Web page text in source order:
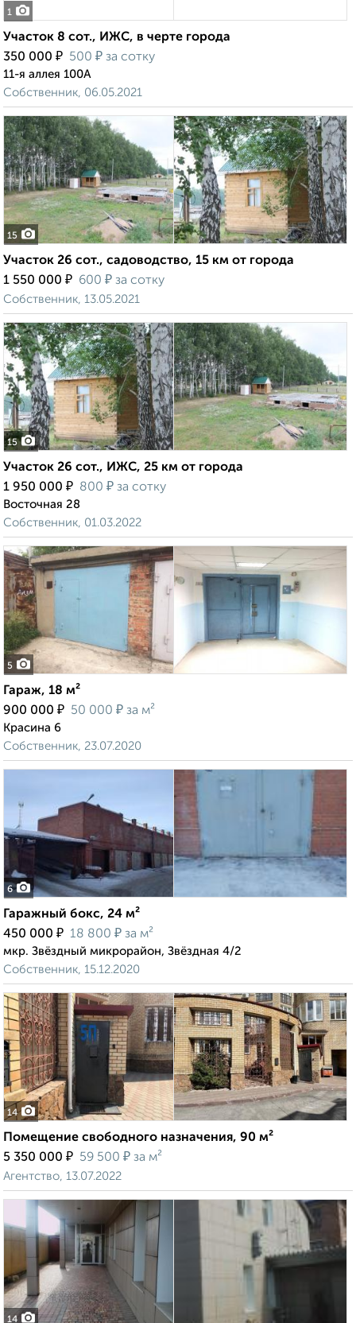
1
Участок 8 сот., ИЖС, в черте города
350 000 ₽ 500 ₽ за сотку
11-я аллея 100А
Собственник, 06.05.2021
15
Участок 26 сот., садоводство, 15 км от города
1 550 000 ₽ 600 ₽ за сотку
Собственник, 13.05.2021
15
Участок 26 сот., ИЖС, 25 км от города
1 950 000 ₽ 800 ₽ за сотку
Восточная 28
Собственник, 01.03.2022
5
Гараж, 18 м²
900 000 ₽ 50 000 ₽ за м²
Красина 6
Собственник, 23.07.2020
6
Гаражный бокс, 24 м²
450 000 ₽ 18 800 ₽ за м²
мкр. Звёздный микрорайон, Звёздная 4/2
Собственник, 15.12.2020
14
Помещение свободного назначения, 90 м²
5 350 000 ₽ 59 500 ₽ за м²
Агентство, 13.07.2022
14